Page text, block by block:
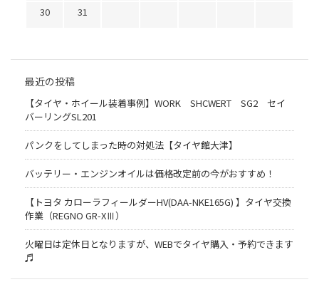
30
31
最近の投稿
【タイヤ・ホイール装着事例】WORK SHCWERT SG2 セイ
バーリングSL201
パンクをしてしまった時の対処法【タイヤ館大津】
バッテリー・エンジンオイルは価格改定前の今がおすすめ！
【トヨタ カローラフィールダーHV(DAA-NKE165G) 】タイヤ交換
作業（REGNO GR-XⅢ）
火曜日は定休日となりますが、WEBでタイヤ購入・予約できます
♬